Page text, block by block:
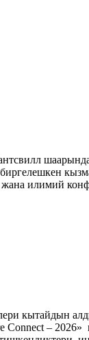
илимий
кытайдын
Connect –